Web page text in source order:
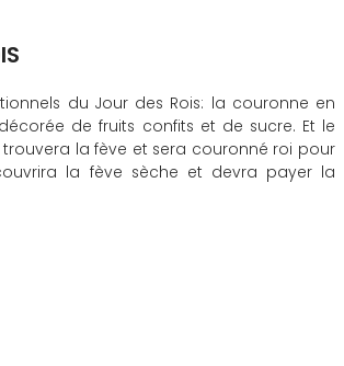
du Jour des Rois: la couronne en
de fruits confits et de sucre. Et le
trouvera la fève et sera couronné roi pour
la fève sèche et devra payer la